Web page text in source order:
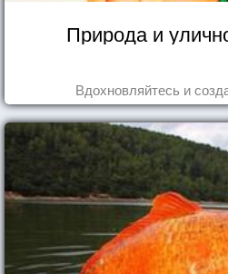
Природа и
Вдохновляйтесь и